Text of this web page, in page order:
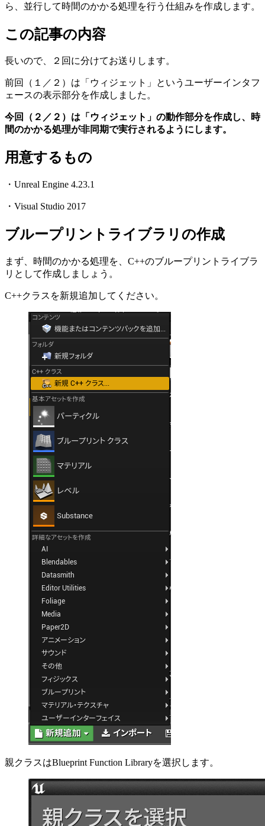
ら、並行して時間のかかる処理を行う仕組みを作成します。
この記事の内容
長いので、２回に分けてお送りします。
前回（１／２）は「ウィジェット」というユーザーインタフ
ェースの表示部分を作成しました。
今回（２／２）は「ウィジェット」の動作部分を作成し、時
間のかかる処理が非同期で実行されるようにします。
用意するもの
・Unreal Engine 4.23.1
・Visual Studio 2017
ブループリントライブラリの作成
まず、時間のかかる処理を、C++のブループリントライブラ
リとして作成しましょう。
C++クラスを新規追加してください。
親クラスはBlueprint Function Libraryを選択します。